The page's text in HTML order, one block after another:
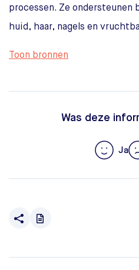
processen. Ze ondersteunen
huid, haar, nagels en
Toon bronnen
Was deze
Ja